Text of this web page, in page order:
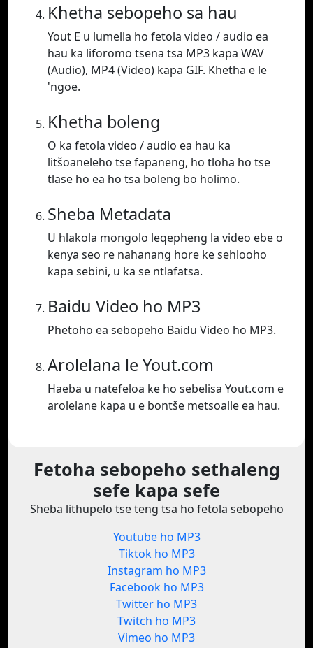
Khetha sebopeho sa hau
Yout E u lumella ho fetola video / audio ea
hau ka liforomo tsena tsa MP3 kapa WAV
(Audio), MP4 (Video) kapa GIF. Khetha e le
'ngoe.
Khetha boleng
O ka fetola video / audio ea hau ka
litšoaneleho tse fapaneng, ho tloha ho tse
tlase ho ea ho tsa boleng bo holimo.
Sheba Metadata
U hlakola mongolo leqepheng la video ebe o
kenya seo re nahanang hore ke sehlooho
kapa sebini, u ka se ntlafatsa.
Baidu Video ho MP3
Phetoho ea sebopeho Baidu Video ho MP3.
Arolelana le Yout.com
Haeba u natefeloa ke ho sebelisa Yout.com e
arolelane kapa u e bontše metsoalle ea hau.
Fetoha sebopeho sethaleng
sefe kapa sefe
Sheba lithupelo tse teng tsa ho fetola sebopeho
Youtube ho MP3
Tiktok ho MP3
Instagram ho MP3
Facebook ho MP3
Twitter ho MP3
Twitch ho MP3
Vimeo ho MP3